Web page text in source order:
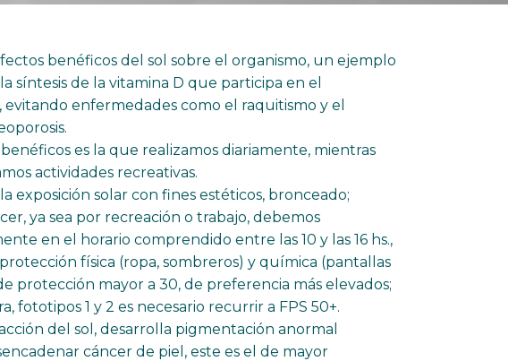
benéficos del sol sobre el organismo, un ejemplo
síntesis de la vitamina D que participa en el
enfermedades como el raquitismo y el
es la que realizamos diariamente, mientras
actividades recreativas.
exposición solar con fines estéticos, bronceado;
ya sea por recreación o trabajo, debemos
en el horario comprendido entre las 10 y las 16 hs.,
física (ropa, sombreros) y química (pantallas
protección mayor a 30, de preferencia más elevados;
fototipos 1 y 2 es necesario recurrir a FPS 50+.
del sol, desarrolla pigmentación anormal
cáncer de piel, este es el de mayor